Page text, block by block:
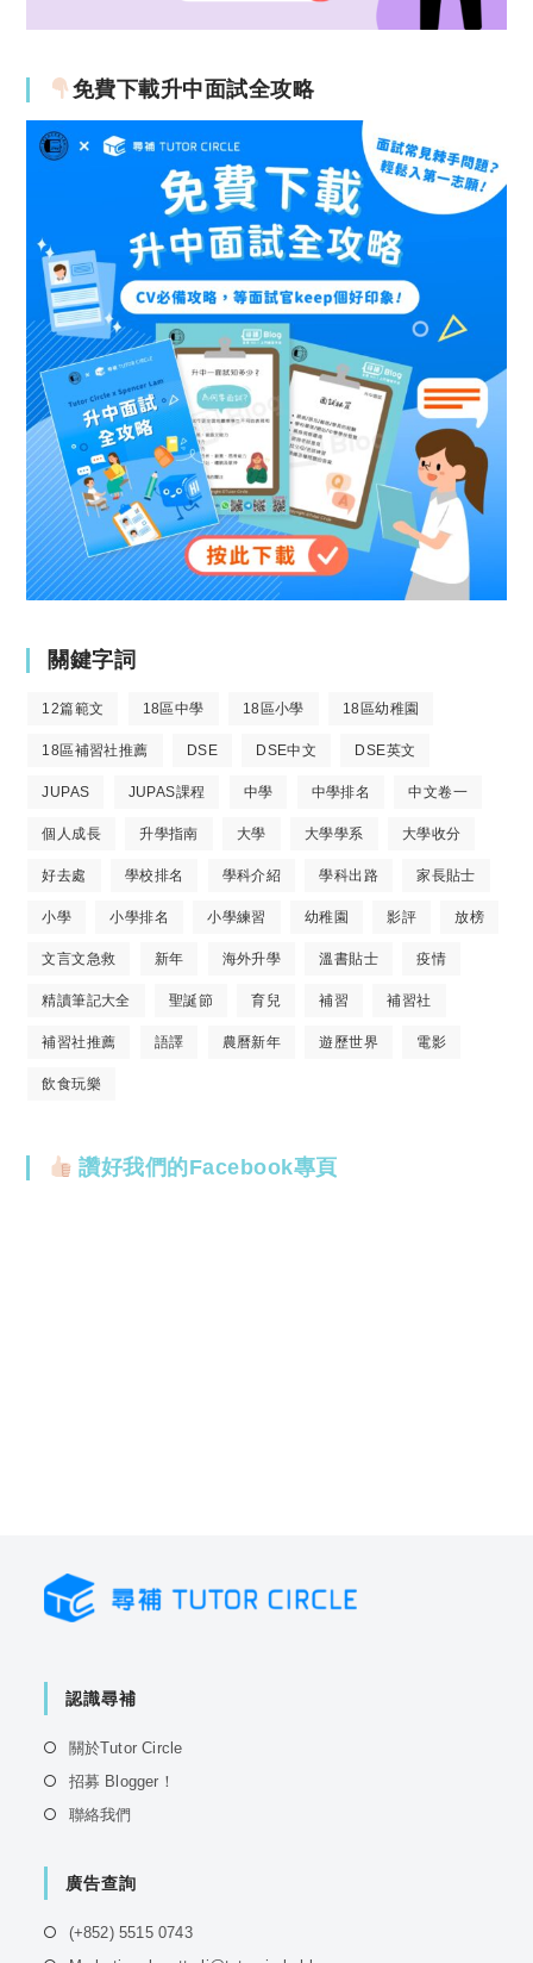
免費下載升中面試全攻略
關鍵字詞
12篇範文 18區中學 18區小學 18區幼稚園
18區補習社推薦 DSE DSE中文 DSE英文
JUPAS JUPAS課程 中學 中學排名 中文卷一
個人成長 升學指南 大學 大學學系 大學收分
好去處 學校排名 學科介紹 學科出路 家長貼士
小學 小學排名 小學練習 幼稚園 影評 放榜
文言文急救 新年 海外升學 溫書貼士 疫情
精讀筆記大全 聖誕節 育兒 補習 補習社
補習社推薦 語譯 農曆新年 遊歷世界 電影
飲食玩樂
讚好我們的Facebook專頁
認識尋補
關於Tutor CircleOpens
招募 Blogger！
聯絡我們
new
廣告查詢
(+852) 5515 0743Opens